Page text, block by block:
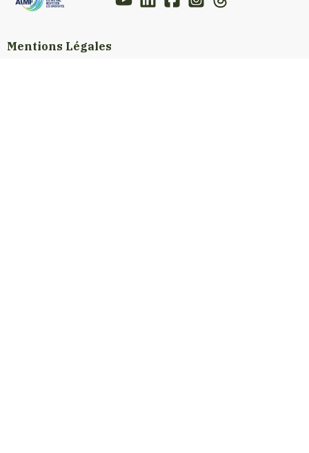
Mentions Légales